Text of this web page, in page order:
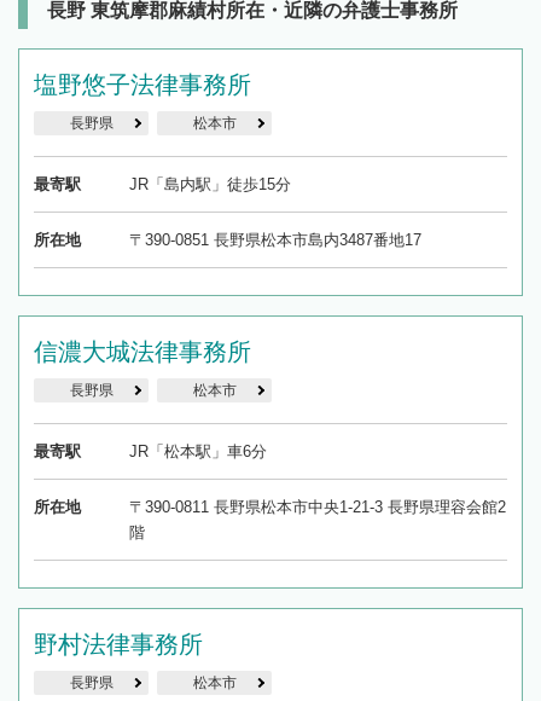
長野 東筑摩郡麻績村所在・近隣の弁護士事務所
塩野悠子法律事務所
長野県 松本市
最寄駅 JR「島内駅」徒歩15分
所在地 〒390-0851 長野県松本市島内3487番地17
信濃大城法律事務所
長野県 松本市
最寄駅 JR「松本駅」車6分
所在地
〒390-0811 長野県松本市中央1-21-3 長野県理容会館2
階
野村法律事務所
長野県 松本市